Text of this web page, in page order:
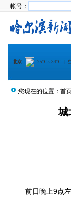
帐号：
您现在的位置： 首
城
前日晚上9点左